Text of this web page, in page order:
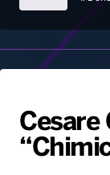
Notizie
Gallery
Radio
Cesare